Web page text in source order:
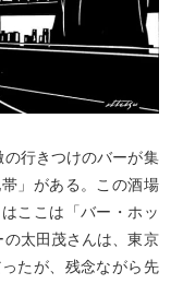
行きつけのバーが集
」がある。この酒場
ここは「バー・ホッ
太田茂さんは、東京
たが、残念ながら先